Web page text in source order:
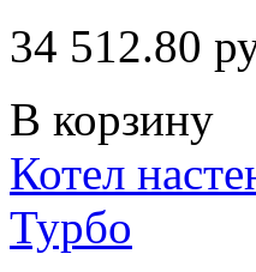
34 512.80
В корзину
Котел
Турбо